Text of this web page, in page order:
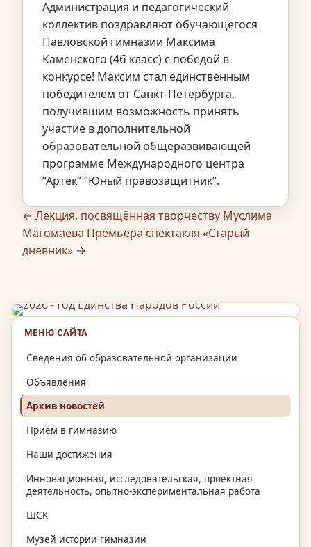
Администрация и педагогический
коллектив поздравляют обучающегося
Павловской гимназии Максима
Каменского (4б класс) с победой в
конкурсе! Максим стал единственным
победителем от Санкт-Петербурга,
получившим возможность принять
участие в дополнительной
образовательной общеразвивающей
программе Международного центра
“Артек” “Юный правозащитник”.
← Лекция, посвящённая творчеству Муслима
Магомаева Премьера спектакля «Старый
дневник» →
МЕНЮ САЙТА
Сведения об образовательной организации
Объявления
Архив новостей
Приём в гимназию
Наши достижения
Инновационная, исследовательская, проектная
деятельность, опытно-экспериментальная работа
ШСК
Музей истории гимназии